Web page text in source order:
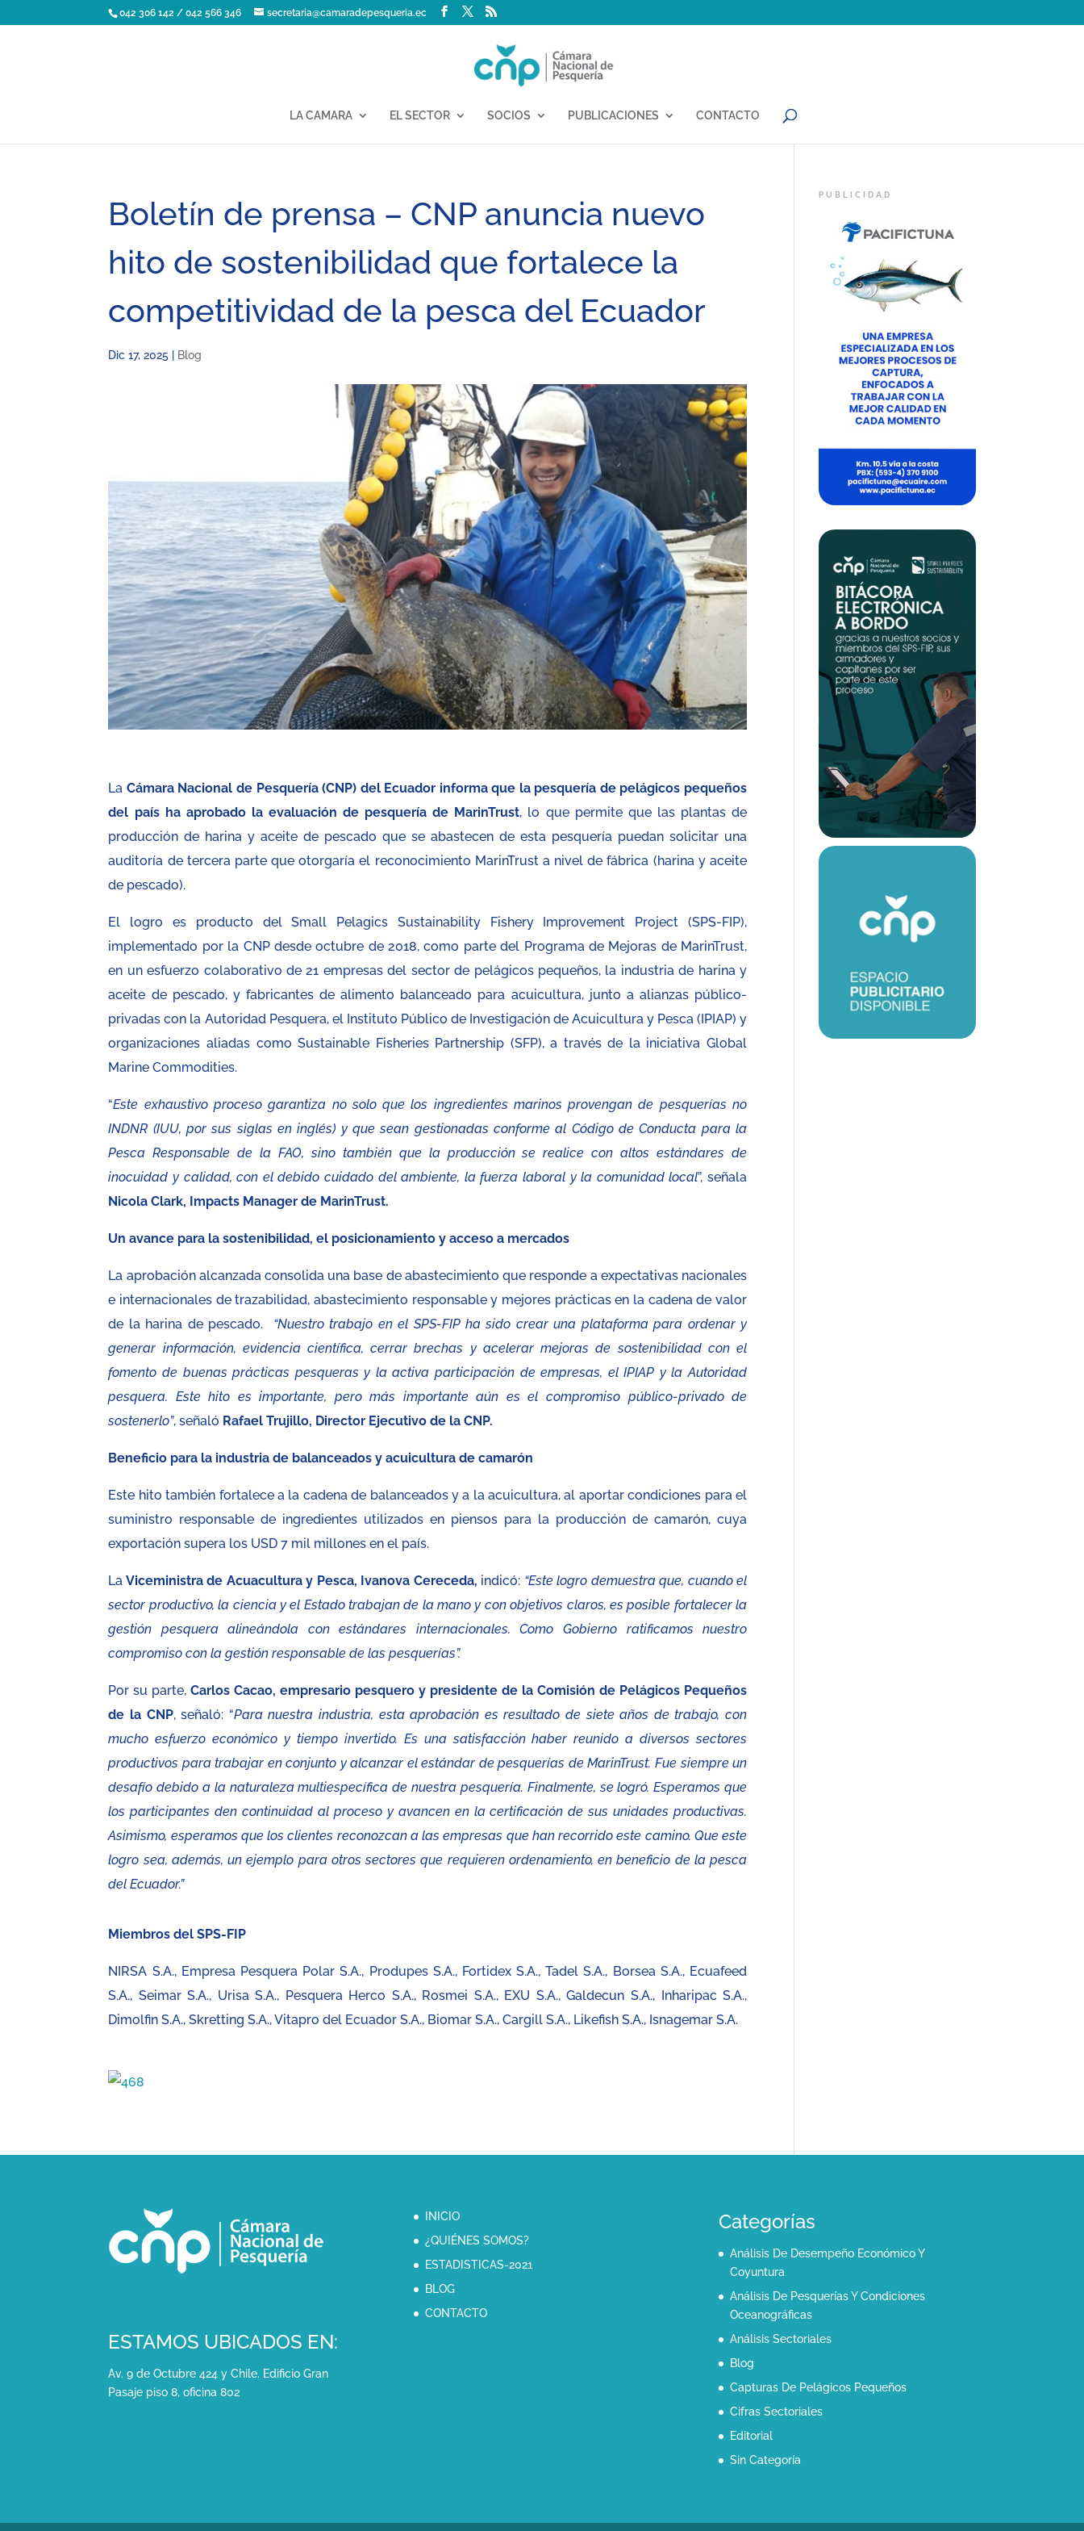
042 306 142 / 042 566 346 secretaria@camaradepesqueria.ec
LA CAMARA EL SECTOR SOCIOS PUBLICACIONES CONTACTO
Boletín de prensa – CNP anuncia nuevo
hito de sostenibilidad que fortalece la
competitividad de la pesca del Ecuador
Dic 17, 2025 Blog
La Cámara Nacional de Pesquería (CNP) del Ecuador informa que la pesquería de pelágicos pequeños
del país ha aprobado la evaluación de pesquería de MarinTrust, lo que permite que las plantas de
producción de harina y aceite de pescado que se abastecen de esta pesquería puedan solicitar una
auditoría de tercera parte que otorgaría el reconocimiento MarinTrust a nivel de fábrica (harina y aceite
de pescado).
El logro es producto del Small Pelagics Sustainability Fishery Improvement Project (SPS-FIP),
implementado por la CNP desde octubre de 2018, como parte del Programa de Mejoras de MarinTrust,
en un esfuerzo colaborativo de 21 empresas del sector de pelágicos pequeños, la industria de harina y
aceite de pescado, y fabricantes de alimento balanceado para acuicultura, junto a alianzas público-
privadas con la Autoridad Pesquera, el Instituto Público de Investigación de Acuicultura y Pesca (IPIAP) y
organizaciones aliadas como Sustainable Fisheries Partnership (SFP), a través de la iniciativa Global
Marine Commodities.
“Este exhaustivo proceso garantiza no solo que los ingredientes marinos provengan de pesquerías no
INDNR (IUU, por sus siglas en inglés) y que sean gestionadas conforme al Código de Conducta para la
Pesca Responsable de la FAO, sino también que la producción se realice con altos estándares de
inocuidad y calidad, con el debido cuidado del ambiente, la fuerza laboral y la comunidad local”, señala
Nicola Clark, Impacts Manager de MarinTrust.
Un avance para la sostenibilidad, el posicionamiento y acceso a mercados
La aprobación alcanzada consolida una base de abastecimiento que responde a expectativas nacionales
e internacionales de trazabilidad, abastecimiento responsable y mejores prácticas en la cadena de valor
de la harina de pescado. “Nuestro trabajo en el SPS-FIP ha sido crear una plataforma para ordenar y
generar información, evidencia científica, cerrar brechas y acelerar mejoras de sostenibilidad con el
fomento de buenas prácticas pesqueras y la activa participación de empresas, el IPIAP y la Autoridad
pesquera. Este hito es importante, pero más importante aún es el compromiso público-privado de
sostenerlo”, señaló Rafael Trujillo, Director Ejecutivo de la CNP.
Beneficio para la industria de balanceados y acuicultura de camarón
Este hito también fortalece a la cadena de balanceados y a la acuicultura, al aportar condiciones para el
suministro responsable de ingredientes utilizados en piensos para la producción de camarón, cuya
exportación supera los USD 7 mil millones en el país.
La Viceministra de Acuacultura y Pesca, Ivanova Cereceda, indicó: “Este logro demuestra que, cuando el
sector productivo, la ciencia y el Estado trabajan de la mano y con objetivos claros, es posible fortalecer la
gestión pesquera alineándola con estándares internacionales. Como Gobierno ratificamos nuestro
compromiso con la gestión responsable de las pesquerías”.
Por su parte,Carlos Cacao, empresario pesquero y presidente de la Comisión de Pelágicos Pequeños
de la CNP, señaló: “Para nuestra industria, esta aprobación es resultado de siete años de trabajo, con
mucho esfuerzo económico y tiempo invertido. Es una satisfacción haber reunido a diversos sectores
productivos para trabajar en conjunto y alcanzar el estándar de pesquerías de MarinTrust. Fue siempre un
desafío debido a la naturaleza multiespecífica de nuestra pesquería. Finalmente, se logró. Esperamos que
los participantes den continuidad al proceso y avancen en la certificación de sus unidades productivas.
Asimismo, esperamos que los clientes reconozcan a las empresas que han recorrido este camino. Que este
logro sea, además, un ejemplo para otros sectores que requieren ordenamiento, en beneficio de la pesca
del Ecuador.”
Miembros del SPS-FIP
NIRSA S.A., Empresa Pesquera Polar S.A., Produpes S.A., Fortidex S.A., Tadel S.A., Borsea S.A., Ecuafeed
S.A., Seimar S.A., Urisa S.A., Pesquera Herco S.A., Rosmei S.A., EXU S.A., Galdecun S.A., Inharipac S.A.,
Dimolfin S.A., Skretting S.A., Vitapro del Ecuador S.A., Biomar S.A., Cargill S.A., Likefish S.A., Isnagemar S.A.
ESTAMOS UBICADOS EN:
Av. 9 de Octubre 424 y Chile. Edificio Gran
Pasaje piso 8, oficina 802
INICIO
¿QUIÉNES SOMOS?
ESTADISTICAS-2021
BLOG
CONTACTO
Categorías
Análisis De Desempeño Económico Y
Coyuntura
Análisis De Pesquerías Y Condiciones
Oceanográficas
Análisis Sectoriales
Blog
Capturas De Pelágicos Pequeños
Cifras Sectoriales
Editorial
Sin Categoría